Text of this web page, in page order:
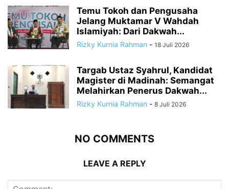
Temu Tokoh dan Pengusaha
Jelang Muktamar V Wahdah
Islamiyah: Dari Dakwah...
Rizky Kurnia Rahman - 18 Juli 2026
Targab Ustaz Syahrul, Kandidat
Magister di Madinah: Semangat
Melahirkan Penerus Dakwah...
Rizky Kurnia Rahman - 8 Juli 2026
NO COMMENTS
LEAVE A REPLY